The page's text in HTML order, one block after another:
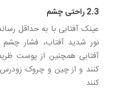
2.3 راحتی چشم
عینک آفتابی با به حداقل
نور شدید آفتاب، فشار
آفتابی همچنین از پوست
کنند و از چین و چروک
کنند.